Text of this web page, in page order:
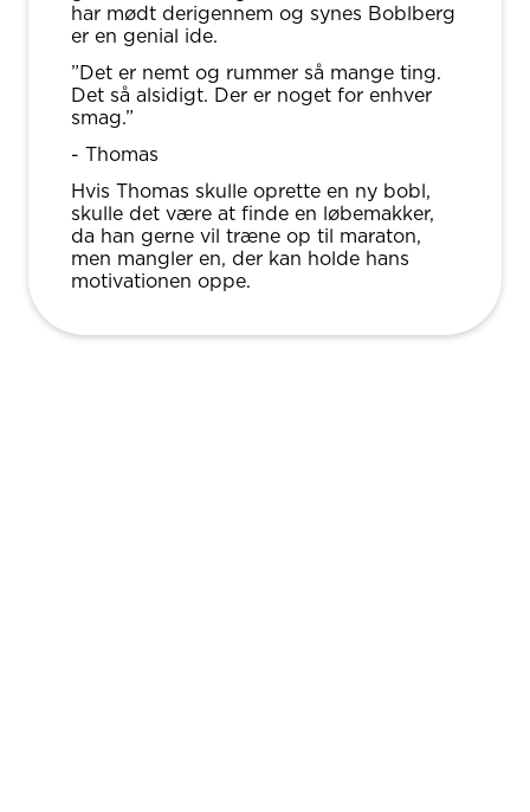
har mødt derigennem og synes Boblberg
er en genial ide.
”Det er nemt og rummer så mange ting.
Det så alsidigt. Der er noget for enhver
smag.”
- Thomas
Hvis Thomas skulle oprette en ny bobl,
skulle det være at finde en løbemakker,
da han gerne vil træne op til maraton,
men mangler en, der kan holde hans
motivationen oppe.